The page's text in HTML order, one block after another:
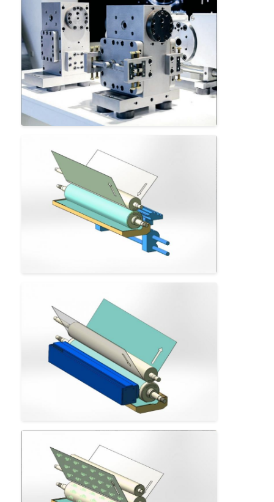
Excursão da fábrica
Controle da qualidade
Contacte-nos
Notícia
Máquina de estratificação da extrusão
máquina de estratificação do filme
máquina plástica da laminação
Máquina da laminação do revestimento
máquina de revestimento de papel
O dobro tomou partido máquina de estratificação
Peças da máquina da laminação
Máquina fundida derretimento da tela